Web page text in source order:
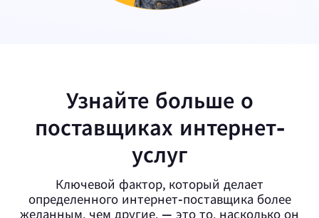
Узнайте больше о
поставщиках интернет-
услуг
Ключевой фактор, который делает
определенного интернет-поставщика более
желанным, чем другие, — это то, насколько он